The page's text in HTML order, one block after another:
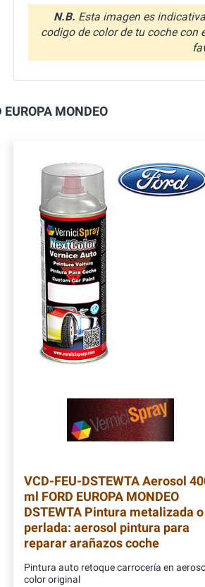
N.B. Esta imagen es
codigo de color de tu coche con
MONDEO
VCD-FEU-DSTEWTAAerosol
ml FORD EUROPA MONDEO
DSTEWTA Pintura metalizada o
perlada: aerosol pintura para
reparar arañazos coche
Pintura auto retoque carrocería en
color original